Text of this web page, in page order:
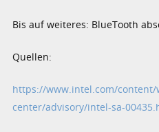
Bis auf weiteres: BlueTooth
Quellen:
https://www.intel.com/
center/advisory/intel-sa-